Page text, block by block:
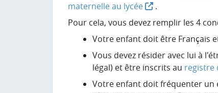
maternelle au lycée
.
Pour cela, vous devez remplir les 4
Votre enfant doit être Français
Vous devez résider avec lui à
légal) et être inscrits au registre
Votre enfant doit fréquenter un